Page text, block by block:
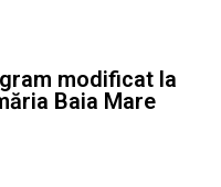
modificat la
Baia Mare